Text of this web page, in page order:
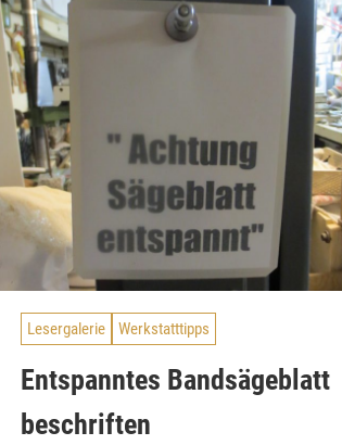
Lesergalerie Werkstatttipps
Entspanntes Bandsägeblatt
beschriften